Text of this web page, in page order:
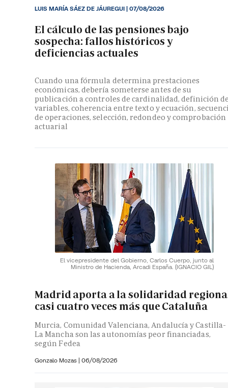
El cálculo de las pensiones bajo
sospecha: fallos históricos y
deficiencias actuales
Cuando una fórmula determina prestaciones
económicas, debería someterse antes de su
publicación a controles de cardinalidad, definición
variables, coherencia entre texto y ecuación,
de operaciones, selección, redondeo y comprobación
actuarial
LUIS MARÍA SÁEZ DE JÁUREGUI |07/08/2026
El vicepresidente del Gobierno, Carlos Cuerpo, junto al
Ministro de Hacienda, Arcadi España. (IGNACIO GIL)
Madrid aporta a la solidaridad
casi cuatro veces más que Cataluña
Murcia, Comunidad Valenciana, Andalucía y Castilla-
La Mancha son las autonomías peor financiadas,
según Fedea
Gonzalo Mozas | 06/08/2026